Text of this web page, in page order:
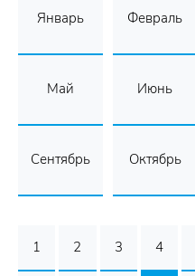
Январь Февраль
Май Июнь
Сентябрь Октябрь
1 2 3 4